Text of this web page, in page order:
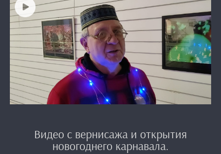
Видео с вернисажа и открытия
новогоднего карнавала.